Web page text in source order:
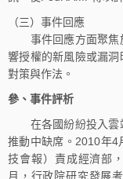
（三）事件回應
事件回應方面聚焦
響授權的新風險或漏
對策與作法。
參、事件評析
在各國紛紛投入雲
推動中缺席。2010年4
技會報）責成經濟部
月，行政院研究發展